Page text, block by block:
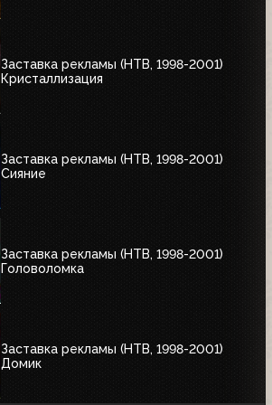
Заставка рекламы (НТВ, 1998-2001)
Кристаллизация
Заставка рекламы (НТВ, 1998-2001)
Сияние
Заставка рекламы (НТВ, 1998-2001)
Головоломка
Заставка рекламы (НТВ, 1998-2001)
Домик